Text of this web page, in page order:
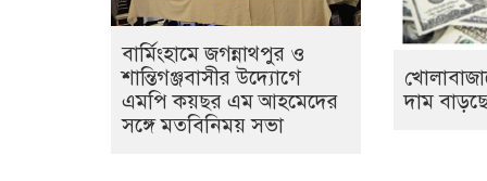
বার্মিংহামে জগন্নাথপুর ও
শান্তিগঞ্জবাসীর উদ্যোগে
এমপি কয়ছর এম আহমেদের
সঙ্গে মতবিনিময় সভা
দাম